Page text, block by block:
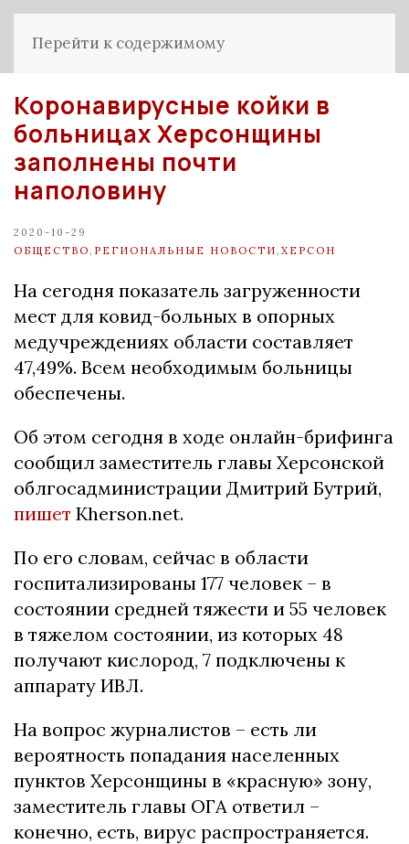
Перейти к содержимому
Коронавирусные койки в
больницах Херсонщины
заполнены почти
наполовину
2020-10-29
ОБЩЕСТВО РЕГИОНАЛЬНЫЕ НОВОСТИ ХЕРСОН
На сегодня показатель загруженности
мест для ковид-больных в опорных
медучреждениях области составляет
47,49%. Всем необходимым больницы
обеспечены.
Об этом сегодня в ходе онлайн-брифинга
сообщил заместитель главы Херсонской
облгосадминистрации Дмитрий Бутрий,
пишет Кherson.net.
По его словам, сейчас в области
госпитализированы 177 человек – в
состоянии средней тяжести и 55 человек
в тяжелом состоянии, из которых 48
получают кислород, 7 подключены к
аппарату ИВЛ.
На вопрос журналистов – есть ли
вероятность попадания населенных
пунктов Херсонщины в «красную» зону,
заместитель главы ОГА ответил –
конечно, есть, вирус распространяется.